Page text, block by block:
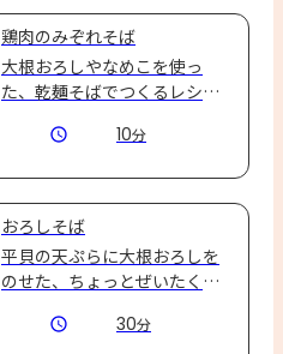
鶏肉のみぞれそば
大根おろしやなめこを使っ
た、乾麺そばでつくるレシピ
10分
おろしそば
平貝の天ぷらに大根おろしを
のせた、ちょっとぜいたくな
30分